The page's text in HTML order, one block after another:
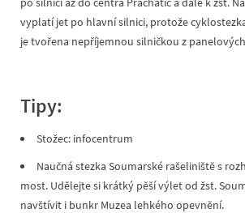
vyplatí jet po hlavní silnici, protože
je tvořena nepříjemnou silničkou z
Tipy:
Stožec: infocentrum
Naučná stezka Soumarské rašeliniště s
most. Udělejte si krátký pěší výlet od žst.
navštívit i bunkr Muzea lehkého opevnění.